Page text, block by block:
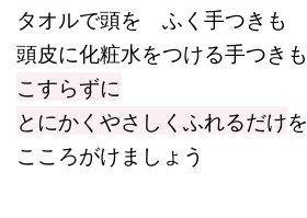
タオルで頭を ふく手つきも
頭皮に化粧水をつける手つきも
こすらずに
とにかくやさしくふれるだけを
こころがけましょう